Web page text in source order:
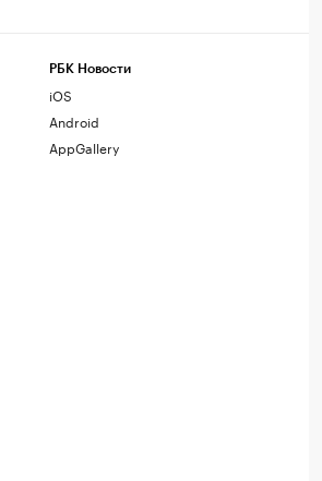
РБК Новости
iOS
Android
AppGallery